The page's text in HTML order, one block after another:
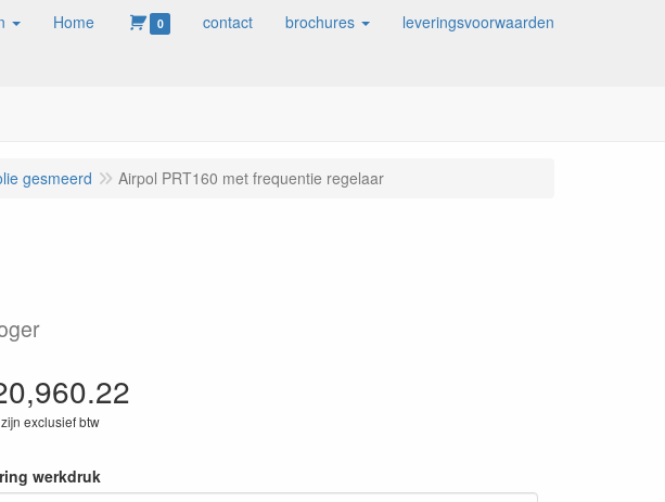
Home 0 contact brochures leveringsvoorwaarden
gesmeerd Airpol PRT160 met frequentie regelaar
exclusief btw
werkdruk